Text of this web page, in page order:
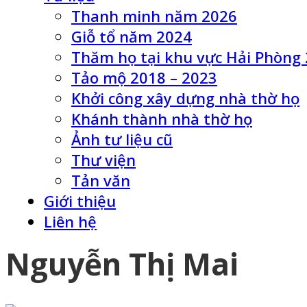
Thanh minh năm 2026
Giỗ tổ năm 2024
Thăm họ tại khu vực Hải Phòng
Tảo mộ 2018 – 2023
Khởi công xây dựng nhà thờ họ
Khánh thành nhà thờ họ
Ảnh tư liệu cũ
Thư viện
Tản văn
Giới thiệu
Liên hệ
Nguyễn Thị Mai